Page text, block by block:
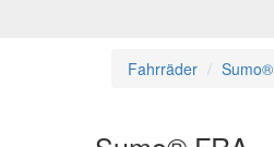
Fahrräder